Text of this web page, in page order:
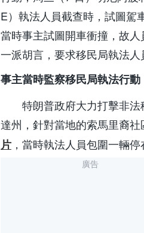
E）執法人員截查時，試圖駕
當時事主試圖開車衝撞，故
一派胡言，要求移民局執法
事主當時監察移民局執法行動
特朗普政府大力打擊非
達州，針對當地的索馬里裔
片 ，當時執法人員包圍一輛
廣告